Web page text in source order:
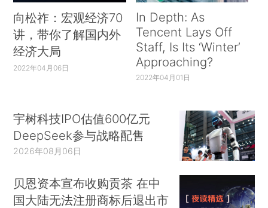
向松祚：宏观经济70
讲，带你了解国内外
经济大局
2022年04月06日
In Depth: As
Tencent Lays Off
Staff, Is Its ‘Winter’
Approaching?
2022年04月01日
宇树科技IPO估值600亿元
DeepSeek参与战略配售
2026年08月06日
贝恩资本宣布收购贡茶 在中
国大陆无法注册商标后退出市